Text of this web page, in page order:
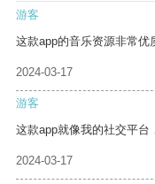
游客
这款app的音乐资源非常优
2024-03-17
游客
这款app就像我的社交平台
2024-03-17